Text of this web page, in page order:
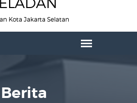
Kota Jakarta Selatan
Berita